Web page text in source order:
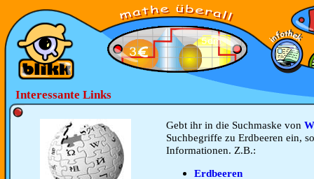
Interessante Links
Gebt ihr in die Suchmaske von
Suchbegriffe zu Erdbeeren ein,
Informationen. Z.B.:
Erdbeeren